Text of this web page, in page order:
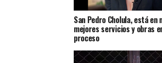
San Pedro Cholula, está en
mejores servicios y obras
proceso